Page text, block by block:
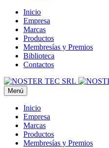
Inicio
Empresa
Marcas
Productos
Membresías y Premios
Biblioteca
Contactos
Menú
Inicio
Empresa
Marcas
Productos
Membresías y Premios